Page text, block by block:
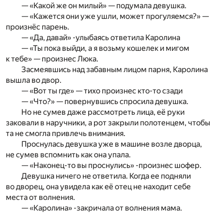
— «Какой же он милый» — подумала девушка.
— «Кажется они уже ушли, может прогуляемся?» —
произнёс парень.
— «Да, давай» -улыбаясь ответила Каролина
— «Ты пока выйди, а я возьму кошелек и мигом
к тебе» — произнес Люка.
Засмеявшись над забавным лицом парня, Каролина
вышла во двор.
— «Вот ты где» — тихо произнес кто-то сзади
— «Что?» — повернувшись спросила девушка.
Но не сумев даже рассмотреть лица, её руки
заковали в наручники, а рот закрыли полотенцем, чтобы
та не смогла привлечь внимания.
Проснулась девушка уже в машине возле дворца,
не сумев вспомнить как она упала.
— «Наконец-то вы проснулись» -произнес шофер.
Девушка ничего не ответила. Когда ее подняли
во дворец, она увидела как её отец не находит себе
места от волнения.
— «Каролина» -закричала от волнения мама.